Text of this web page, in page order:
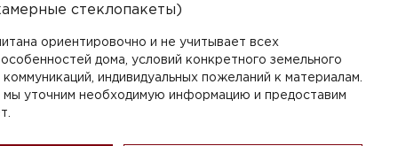
стеклопакеты)
ориентировочно и не учитывает всех
дома, условий конкретного земельного
коммуникаций, индивидуальных пожеланий к материалам.
мы уточним необходимую информацию и предоставим